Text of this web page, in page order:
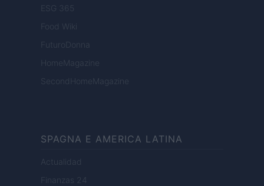
ESG 365
Food Wiki
FuturoDonna
HomeMagazine
SecondHomeMagazine
SPAGNA E AMERICA LATINA
Actualidad
Finanzas 24